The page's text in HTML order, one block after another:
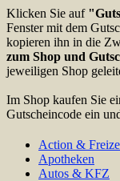
Klicken Sie auf
Fenster mit dem
kopieren ihn in die
zum Shop und
jeweiligen Shop
Im Shop kaufen Sie
Gutscheincode ein
Action &
Apotheken
Autos & KFZ